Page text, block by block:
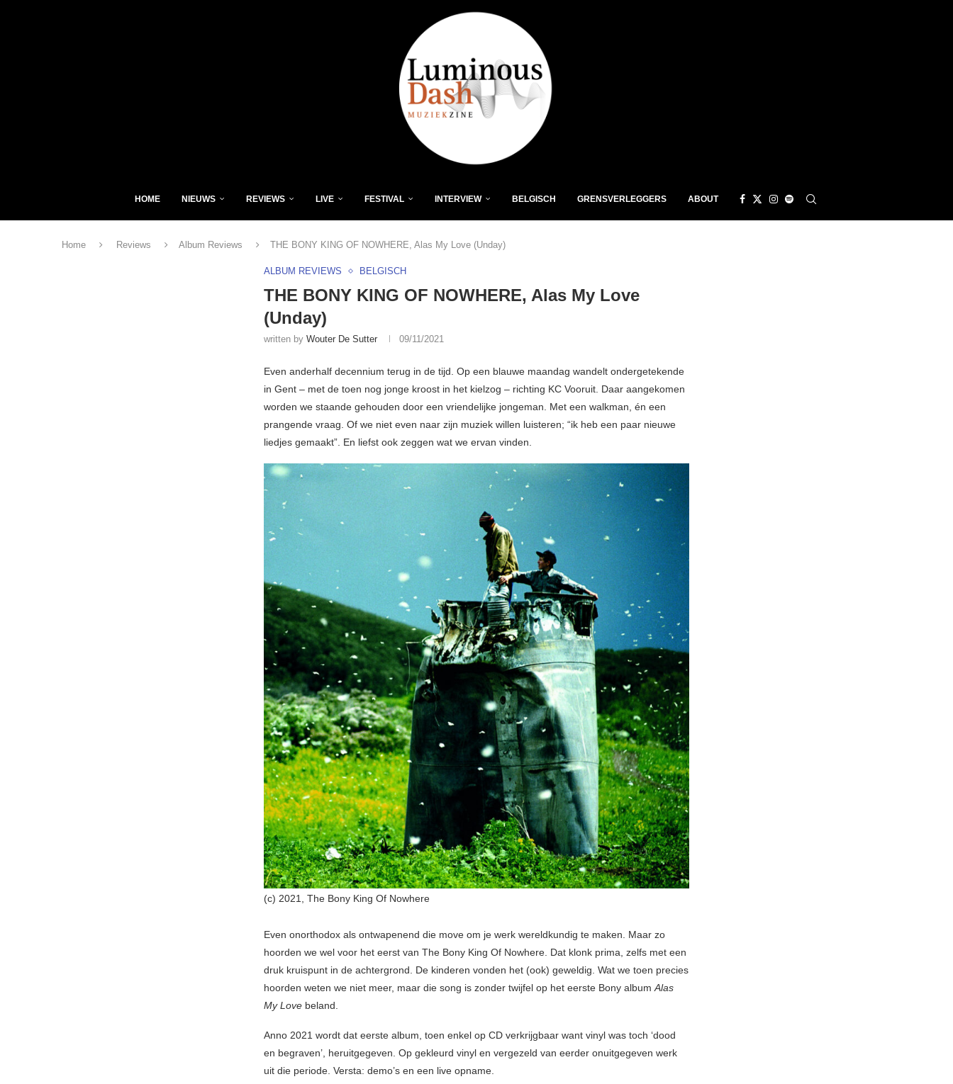
HOME NIEUWS REVIEWS LIVE FESTIVAL INTERVIEW BELGISCH GRENSVERLEGGERS ABOUT
Home Reviews Album Reviews THE BONY KING OF NOWHERE, Alas My Love (Unday)
ALBUM REVIEWS BELGISCH
THE BONY KING OF NOWHERE, Alas My Love
(Unday)
written by Wouter De Sutter 09/11/2021
Even anderhalf decennium terug in de tijd. Op een blauwe maandag wandelt ondergetekende
in Gent – met de toen nog jonge kroost in het kielzog – richting KC Vooruit. Daar aangekomen
worden we staande gehouden door een vriendelijke jongeman. Met een walkman, én een
prangende vraag. Of we niet even naar zijn muziek willen luisteren; “ik heb een paar nieuwe
liedjes gemaakt”. En liefst ook zeggen wat we ervan vinden.
(c) 2021, The Bony King Of Nowhere
Even onorthodox als ontwapenend die move om je werk wereldkundig te maken. Maar zo
hoorden we wel voor het eerst van The Bony King Of Nowhere. Dat klonk prima, zelfs met een
druk kruispunt in de achtergrond. De kinderen vonden het (ook) geweldig. Wat we toen precies
hoorden weten we niet meer, maar die song is zonder twijfel op het eerste Bony albumAlas
My Love beland.
Anno 2021 wordt dat eerste album, toen enkel op CD verkrijgbaar want vinyl was toch ‘dood
en begraven’, heruitgegeven. Op gekleurd vinyl en vergezeld van eerder onuitgegeven werk
uit die periode. Versta: demo’s en een live opname.